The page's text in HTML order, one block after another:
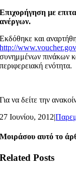
Επιχορήγηση με
ανέργων.
Εκδόθηκε και
http://
συνημμένων πινάκων
περιφερειακή ενότητα.
Για να δείτε την
27 Ιουνίου, 2012|
Μοιράσου αυτό το
Related Posts